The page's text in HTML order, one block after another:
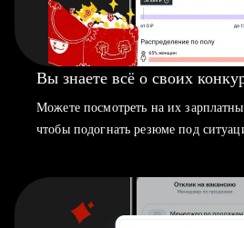
Вы знаете всё о своих
Можете посмотреть на их
чтобы подогнать резюме под